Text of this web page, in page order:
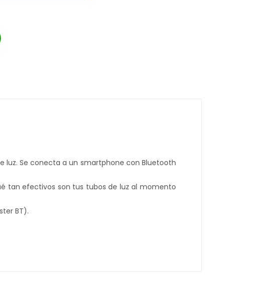
luz. Se conecta a un smartphone con Bluetooth
tan efectivos son tus tubos de luz al momento
BT).